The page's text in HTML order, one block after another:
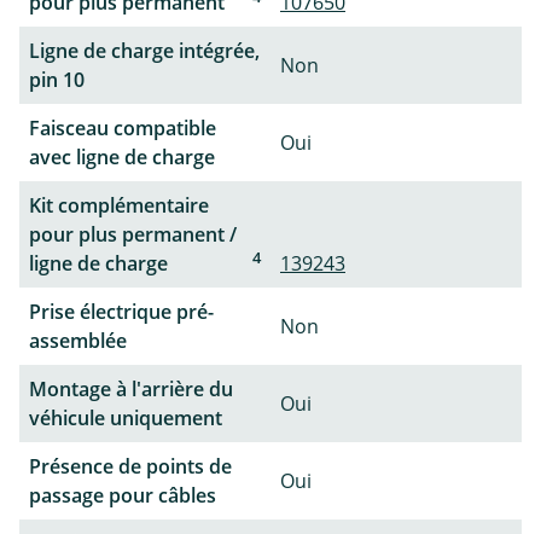
Ligne de charge intégrée,
pin 10
Non
Faisceau compatible
avec ligne de charge
Oui
Kit complémentaire
pour plus permanent /
ligne de charge
4
139243
Prise électrique pré-
assemblée
Non
Montage à l'arrière du
véhicule uniquement
Oui
Présence de points de
passage pour câbles
Oui